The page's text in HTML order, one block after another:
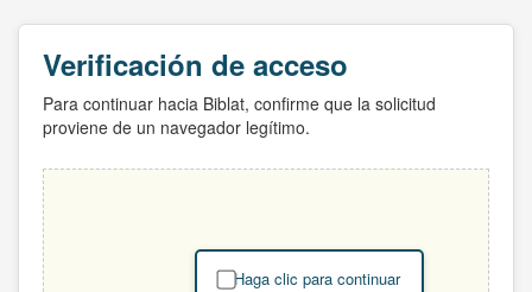
Verificación de acceso
Para continuar hacia Biblat, confirme que la solicitud
proviene de un navegador legítimo.
Haga clic para continuar